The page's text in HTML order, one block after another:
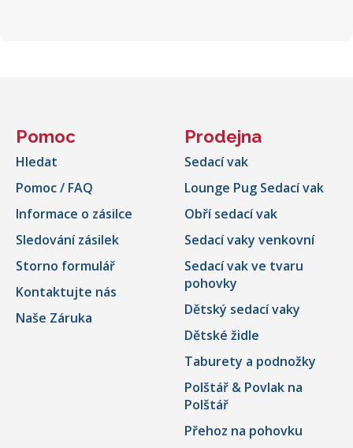
Pomoc
Hledat
Pomoc / FAQ
Informace o zásilce
Sledování zásilek
Storno formulář
Kontaktujte nás
Naše Záruka
Prodejna
Sedací vak
Lounge Pug Sedací vak
Obří sedací vak
Sedací vaky venkovní
Sedací vak ve tvaru
pohovky
Dětský sedací vaky
Dětské židle
Taburety a podnožky
Polštář & Povlak na
Polštář
Přehoz na pohovku